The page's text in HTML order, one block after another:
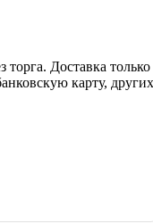
торга. Доставка только
карту, других